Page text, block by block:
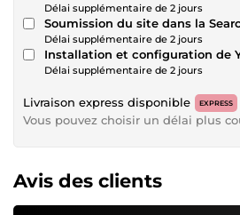
Délai supplémentaire de 2 jours
Soumission du site dans la
Délai supplémentaire de 2 jours
Installation et configuration de
Délai supplémentaire de 2 jours
Livraison express disponible EXPRESS
Vous pouvez choisir un délai plus
Avis des clients